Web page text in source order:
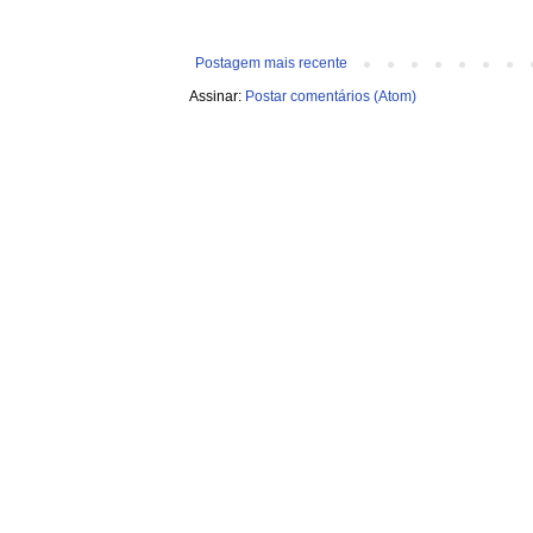
Postagem mais recente
Assinar: Postar comentários (Atom)